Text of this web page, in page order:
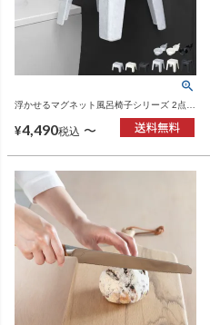
浮かせるマグネット風呂椅子シリーズ 2点セ
ット | バスグッズ・風呂椅子
¥4,490税込 〜